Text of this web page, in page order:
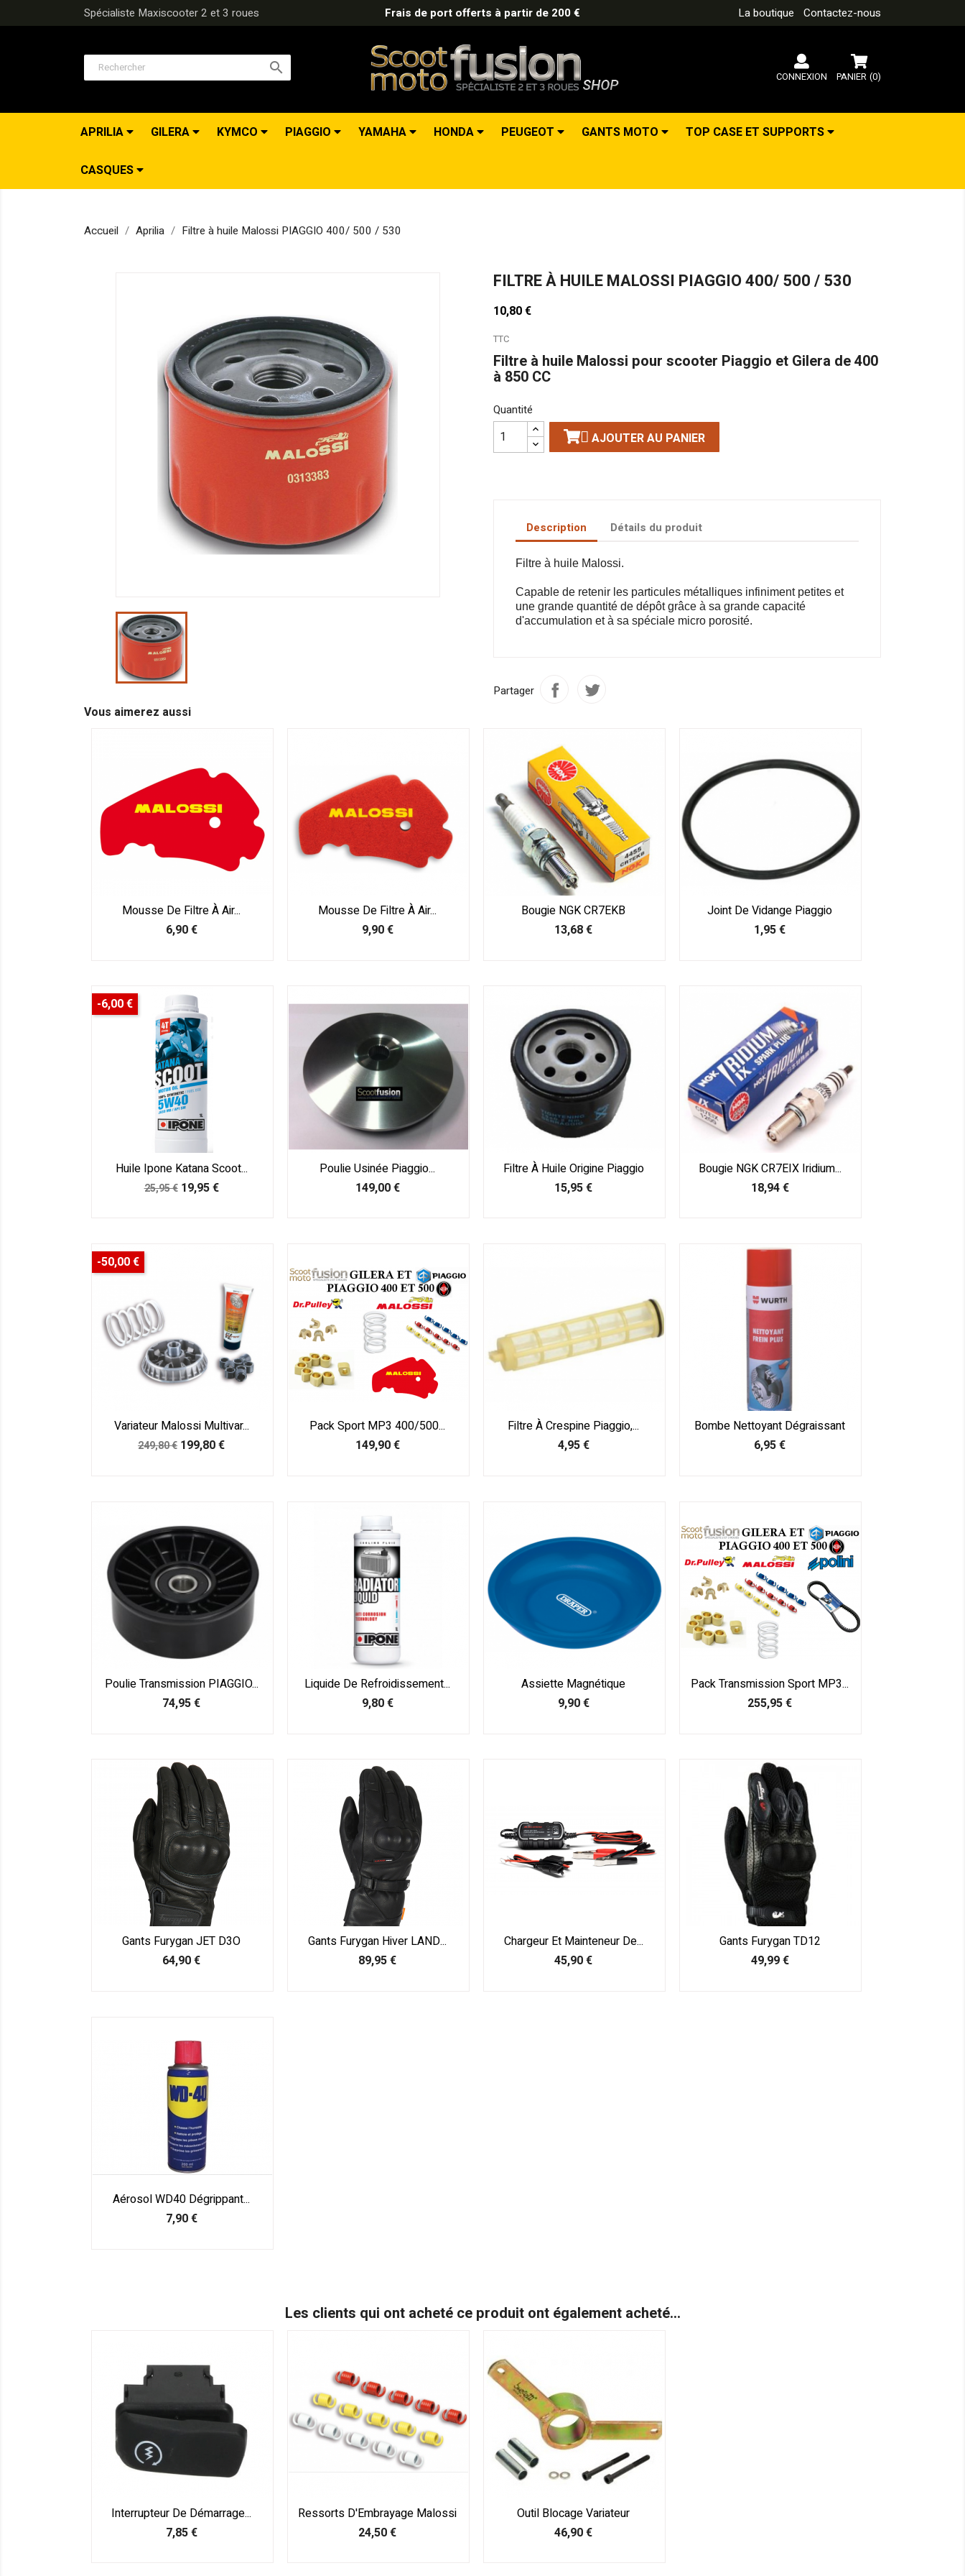
Spécialiste Maxiscooter 2 et 3 roues Frais de port offerts à partir de 200 € La boutique Contactez-nous

PANIER (0)
CONNEXION
APRILIA GILERA KYMCO PIAGGIO YAMAHA HONDA PEUGEOT GANTS MOTO TOP CASE ET SUPPORTS
CASQUES
Accueil Aprilia Filtre à huile Malossi PIAGGIO 400/ 500 / 530
FILTRE À HUILE MALOSSI PIAGGIO 400/ 500 / 530
10,80 €
TTC
Filtre à huile Malossi pour scooter Piaggio et Gilera de 400
à 850 CC
Quantité
 AJOUTER AU PANIER
Description Détails du produit
Filtre à huile Malossi.
Capable de retenir les particules métalliques infiniment petites et
une grande quantité de dépôt grâce à sa grande capacité
d'accumulation et à sa spéciale micro porosité.
Partager
Vous aimerez aussi
Mousse De Filtre À Air...
Prix
6,90 €
Mousse De Filtre À Air...
Prix
9,90 €
Bougie NGK CR7EKB
Prix
13,68 €
Joint De Vidange Piaggio
Prix
1,95 €
Huile Ipone Katana Scoot...
Prix
25,95 € Prix
19,95 €
-6,00 €
Poulie Usinée Piaggio...
Prix
149,00 €
Filtre À Huile Origine Piaggio
Prix
15,95 €
Bougie NGK CR7EIX Iridium...
Prix
18,94 €
Variateur Malossi Multivar...
Prix
249,80 € Prix
199,80 €
-50,00 €
Pack Sport MP3 400/500...
Prix
149,90 €
Filtre À Crespine Piaggio,...
Prix
4,95 €
Bombe Nettoyant Dégraissant
Prix
6,95 €
Poulie Transmission PIAGGIO...
Prix
74,95 €
Liquide De Refroidissement...
Prix
9,80 €
Assiette Magnétique
Prix
9,90 €
Pack Transmission Sport MP3...
Prix
255,95 €
Gants Furygan JET D3O
Prix
64,90 €
Gants Furygan Hiver LAND...
Prix
89,95 €
Chargeur Et Mainteneur De...
Prix
45,90 €
Gants Furygan TD12
Prix
49,99 €
Aérosol WD40 Dégrippant...
Prix
7,90 €
Les clients qui ont acheté ce produit ont également acheté...
Interrupteur De Démarrage...
Prix
7,85 €
Ressorts D'Embrayage Malossi
Prix
24,50 €
Outil Blocage Variateur
Prix
46,90 €